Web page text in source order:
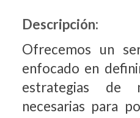
Descripción:
Ofrecemos un
enfocado en
estrategias de
necesarias para